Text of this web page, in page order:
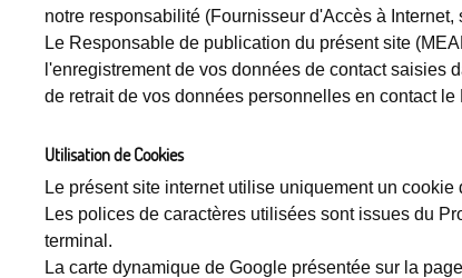
notre responsabilité (Fournisseur d'Accès à Internet,
Le Responsable de publication du présent site
l'enregistrement de vos données de contact saisies
de retrait de vos données personnelles en contact
Utilisation de Cookies
Le présent site internet utilise uniquement un
Les polices de caractères utilisées sont issues du
terminal.
La carte dynamique de Google présentée sur la